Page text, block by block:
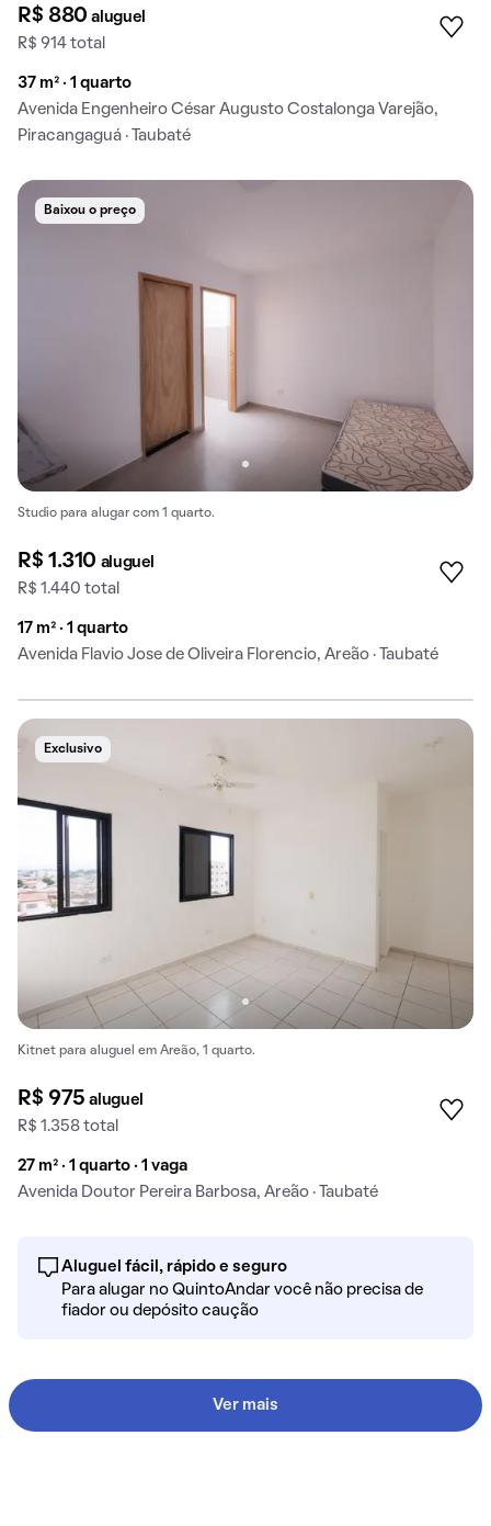
R$ 880aluguel
R$ 914 total
37 m² · 1 quarto
Avenida Engenheiro César Augusto Costalonga Varejão,
Piracangaguá · Taubaté
Baixou o preço
Studio para alugar com 1 quarto.
R$ 1.310 aluguel
R$ 1.440 total
17 m² · 1 quarto
Avenida Flavio Jose de Oliveira Florencio, Areão · Taubaté
Exclusivo
Kitnet para aluguel em Areão, 1 quarto.
R$ 975aluguel
R$ 1.358 total
27 m² · 1 quarto · 1 vaga
Avenida Doutor Pereira Barbosa, Areão · Taubaté
Aluguel fácil, rápido e seguro
Para alugar no QuintoAndar você não precisa de
fiador ou depósito caução
Ver mais